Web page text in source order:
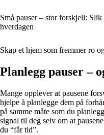
Små pauser – stor forskjell:
hverdagen
Skap et hjem som fremmer ro
Planlegg pauser –
Mange opplever at pausene
hjelpe å planlegge dem på
på samme måte som du
signal til deg selv om at
du “får tid”.